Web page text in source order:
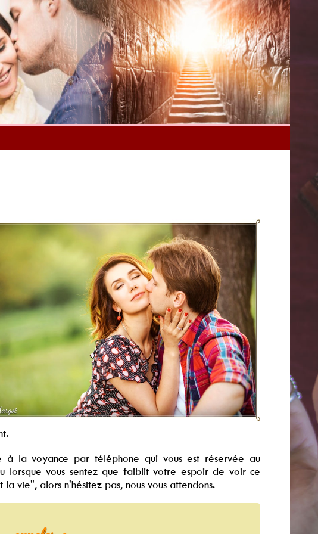
la voyance par téléphone qui vous est réservée au
vous sentez que faiblit votre espoir de voir ce
vie", alors n'hésitez pas, nous vous attendons.